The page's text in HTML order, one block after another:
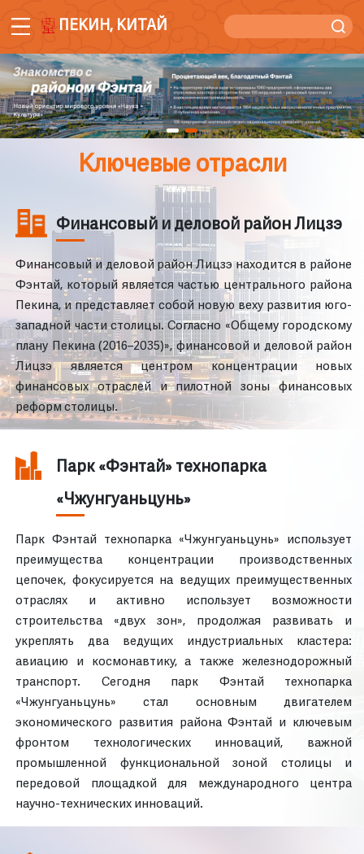
ПЕКИН, КИТАЙ
Ключевые отрасли
Финансовый и деловой район Лицзэ
Финансовый и деловой район Лицзэ находится в районе
Фэнтай, который является частью центрального района
Пекина, и представляет собой новую веху развития юго-
западной части столицы. Согласно «Общему городскому
плану Пекина (2016–2035)», финансовой и деловой район
Лицзэ является центром концентрации новых
финансовых отраслей и пилотной зоны финансовых
реформ столицы.
Парк «Фэнтай» технопарка
«Чжунгуаньцунь»
Парк Фэнтай технопарка «Чжунгуаньцунь» использует
преимущества концентрации производственных
цепочек, фокусируется на ведущих преимущественных
отраслях и активно использует возможности
строительства «двух зон», продолжая развивать и
укреплять два ведущих индустриальных кластера:
авиацию и космонавтику, а также железнодорожный
транспорт. Сегодня парк Фэнтай технопарка
«Чжунгуаньцунь» стал основным двигателем
экономического развития района Фэнтай и ключевым
фронтом технологических инноваций, важной
промышленной функциональной зоной столицы и
передовой площадкой для международного центра
научно-технических инноваций.